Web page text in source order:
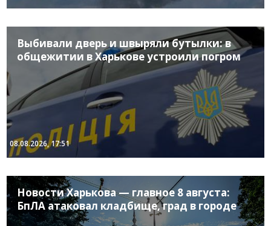
Выбивали дверь и швыряли бутылки: в
общежитии в Харькове устроили погром
08.08.2026, 17:51
Новости Харькова — главное 8 августа:
БпЛА атаковал кладбище, град в городе